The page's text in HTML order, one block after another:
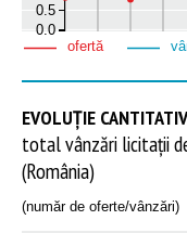
0.0
0.5
ofertă
EVOLUȚIE
total vânzări licitații
(România)
(număr de oferte/vânzări)